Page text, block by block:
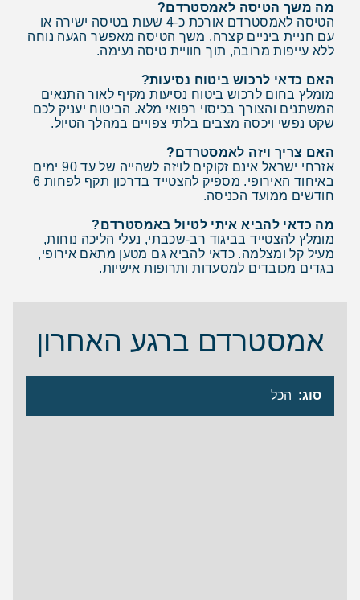
מה משך הטיסה לאמסטרדם?
הטיסה לאמסטרדם אורכת כ-4 שעות בטיסה ישירה או
עם חניית ביניים קצרה. משך הטיסה מאפשר הגעה נוחה
ללא עייפות מרובה, תוך חוויית טיסה נעימה.
האם כדאי לרכוש ביטוח נסיעות?
מומלץ בחום לרכוש ביטוח נסיעות מקיף לאור התנאים
המשתנים והצורך בכיסוי רפואי מלא. הביטוח יעניק לכם
שקט נפשי ויכסה מצבים בלתי צפויים במהלך הטיול.
האם צריך ויזה לאמסטרדם?
אזרחי ישראל אינם זקוקים לויזה לשהייה של עד 90 ימים
באיחוד האירופי. מספיק להצטייד בדרכון תקף לפחות 6
חודשים ממועד הכניסה.
מה כדאי להביא איתי לטיול באמסטרדם?
מומלץ להצטייד בביגוד רב-שכבתי, נעלי הליכה נוחות,
מעיל קל ומצלמה. כדאי להביא גם מטען מתאם אירופי,
בגדים מכובדים למסעדות ותרופות אישיות.
אמסטרדם ברגע האחרון
סוג